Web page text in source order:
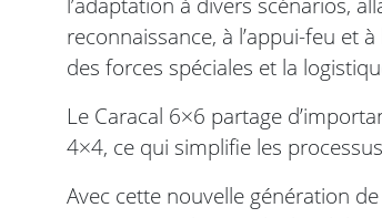
reconnaissance, à l’appui-feu et
des forces spéciales et la
Le Caracal 6×6 partage
4×4, ce qui simplifie les
Avec cette nouvelle génération